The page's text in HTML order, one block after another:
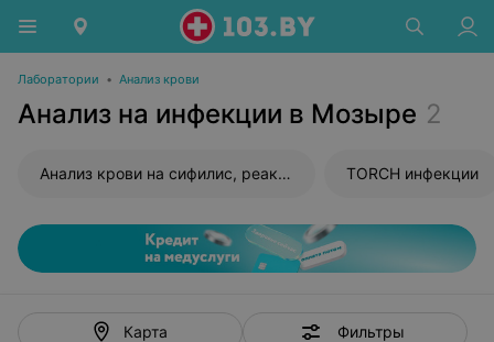
Лаборатории • Анализ крови
Анализ на инфекции в Мозыре 2
Анализ крови на сифилис, реакция Вассермана (RW) TORCH инфекции
Карта Фильтры